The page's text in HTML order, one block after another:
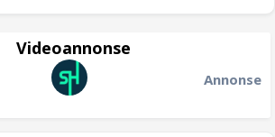
Videoannonse
Annonse